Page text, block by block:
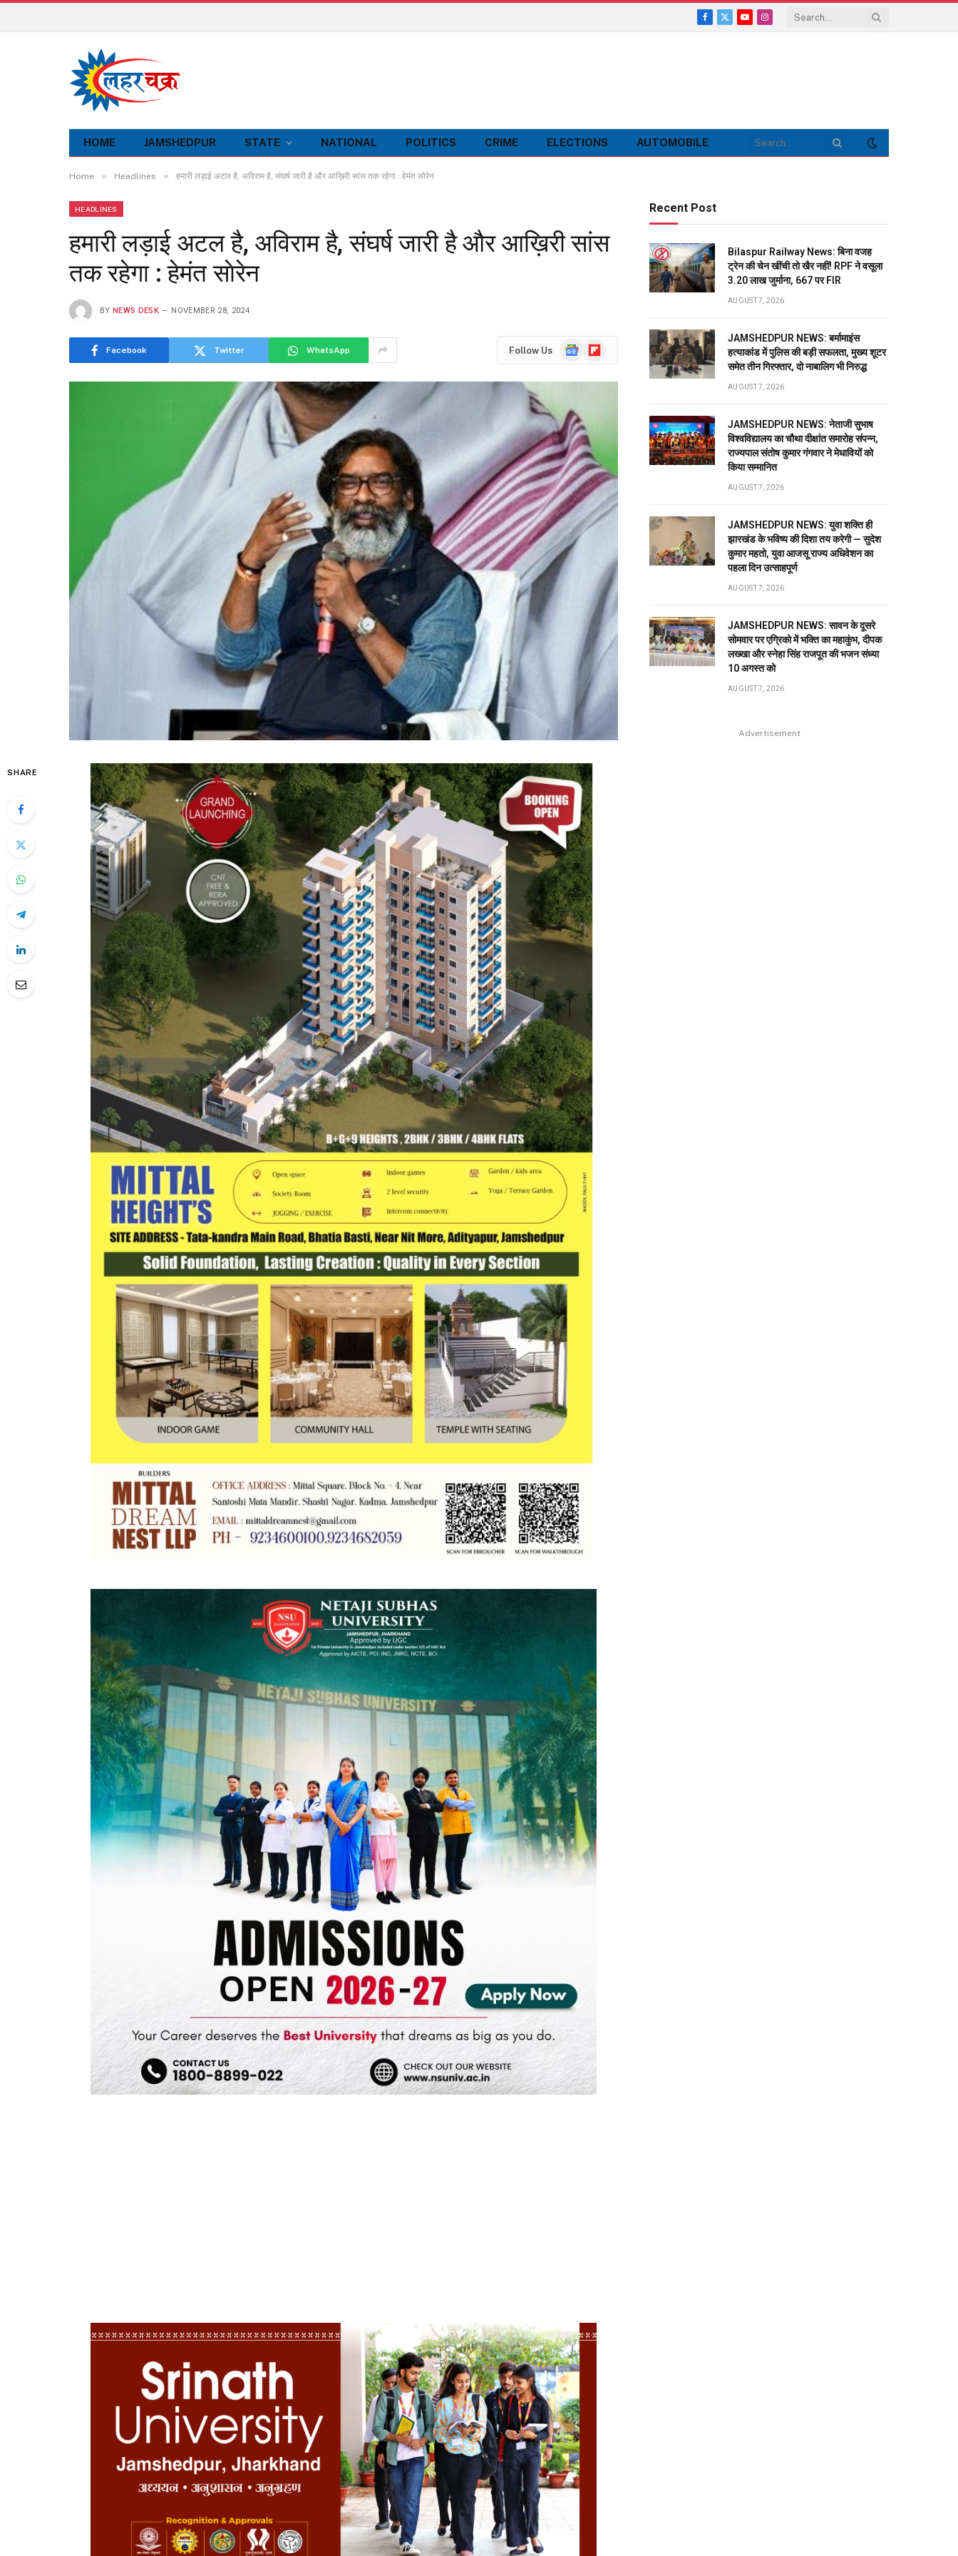
Facebook
X
YouTubeInstagram
HOME JAMSHEDPUR STATE NATIONAL POLITICS CRIME ELECTIONS AUTOMOBILE
Home » Headlines » हमारी लड़ाई अटल है, अविराम है, संघर्ष जारी है और आख़िरी सांस तक रहेगा : हेमंत साेरेन
HEADLINES
हमारी लड़ाई अटल है, अविराम है, संघर्ष जारी है और आख़िरी सांस
तक रहेगा : हेमंत साेरेन
BY NEWS DESK NOVEMBER 28, 2024
Facebook Twitter WhatsApp Follow Us
GoogleFlipboard
SHARE
Recent Post
Bilaspur Railway News: बिना वजह
ट्रेन की चेन खींची तो खैर नहीं! RPF ने वसूला
3.20 लाख जुर्माना, 667 पर FIR
AUGUST 7, 2026
JAMSHEDPUR NEWS: बर्मामाइंस
हत्याकांड में पुलिस की बड़ी सफलता, मुख्य शूटर
समेत तीन गिरफ्तार, दो नाबालिग भी निरुद्ध
AUGUST 7, 2026
JAMSHEDPUR NEWS: नेताजी सुभाष
विश्वविद्यालय का चौथा दीक्षांत समारोह संपन्न,
राज्यपाल संतोष कुमार गंगवार ने मेधावियों को
किया सम्मानित
AUGUST 7, 2026
JAMSHEDPUR NEWS: युवा शक्ति ही
झारखंड के भविष्य की दिशा तय करेगी — सुदेश
कुमार महतो, युवा आजसू राज्य अधिवेशन का
पहला दिन उत्साहपूर्ण
AUGUST 7, 2026
JAMSHEDPUR NEWS: सावन के दूसरे
सोमवार पर एग्रिको में भक्ति का महाकुंभ, दीपक
लख्खा और स्नेहा सिंह राजपूत की भजन संध्या
10 अगस्त को
AUGUST 7, 2026
Advertisement